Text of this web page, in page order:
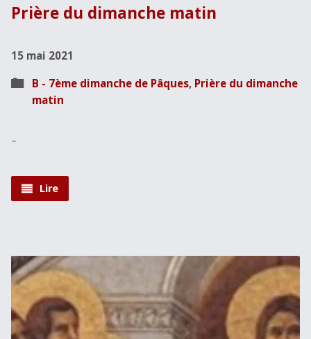
Prière du dimanche matin
15 mai 2021
B - 7ème dimanche de Pâques, Prière du dimanche
matin
–
Lire